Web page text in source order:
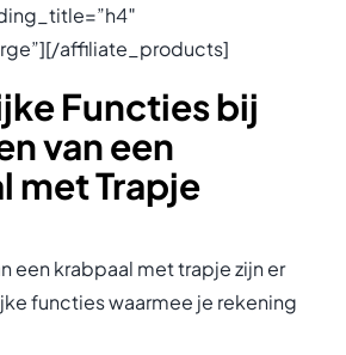
affiliate_products]
Functies bij
van een
met Trapje
een krabpaal met trapje zijn er
functies waarmee je rekening